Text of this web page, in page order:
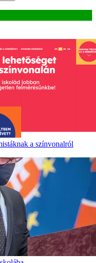
a színvonalról